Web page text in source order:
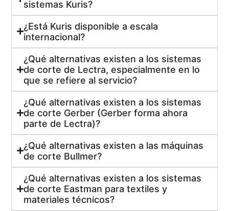
sistemas Kuris?
¿Está Kuris disponible a escala
internacional?
¿Qué alternativas existen a los sistemas
de corte de Lectra, especialmente en lo
que se refiere al servicio?
¿Qué alternativas existen a los sistemas
de corte Gerber (Gerber forma ahora
parte de Lectra)?
¿Qué alternativas existen a las máquinas
de corte Bullmer?
¿Qué alternativas existen a los sistemas
de corte Eastman para textiles y
materiales técnicos?